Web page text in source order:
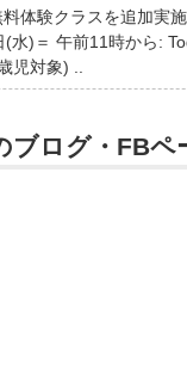
料体験クラスを追加実
(水)＝ 午前11時から:
児対象) ..
ブログ・FBペ